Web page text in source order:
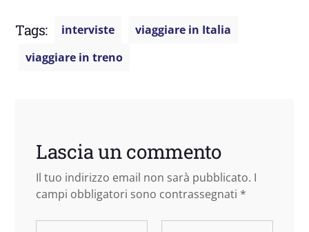
Tags: interviste
viaggiare in Italia
viaggiare in treno
Lascia un commento
Il tuo indirizzo email non sarà pubblicato. I
campi obbligatori sono contrassegnati *